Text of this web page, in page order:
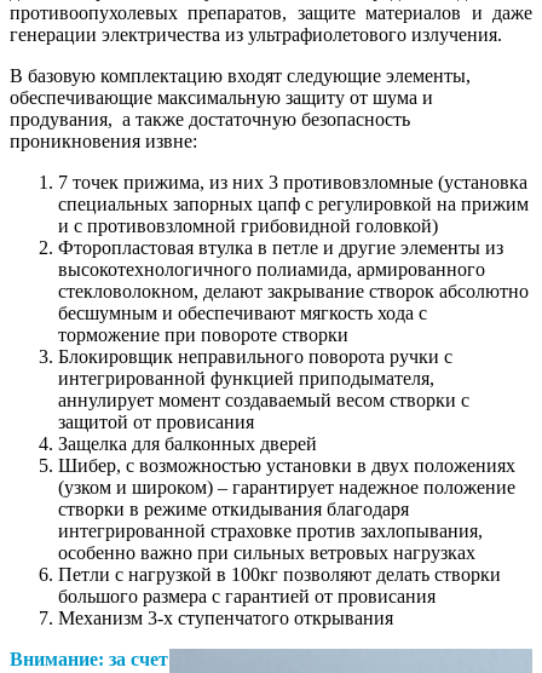
противоопухолевых препаратов, защите материалов и даже
генерации электричества из ультрафиолетового излучения.
В базовую комплектацию входят следующие элементы,
обеспечивающие максимальную защиту от шума и
продувания, а также достаточную безопасность
проникновения извне:
7 точек прижима, из них 3 противовзломные (установка
специальных запорных цапф с регулировкой на прижим
и с противовзломной грибовидной головкой)
Фторопластовая втулка в петле и другие элементы из
высокотехнологичного полиамида, армированного
стекловолокном, делают закрывание створок абсолютно
бесшумным и обеспечивают мягкость хода с
торможение при повороте створки
Блокировщик неправильного поворота ручки с
интегрированной функцией приподымателя,
аннулирует момент создаваемый весом створки с
защитой от провисания
Защелка для балконных дверей
Шибер, с возможностью установки в двух положениях
(узком и широком) – гарантирует надежное положение
створки в режиме откидывания благодаря
интегрированной страховке против захлопывания,
особенно важно при сильных ветровых нагрузках
Петли с нагрузкой в 100кг позволяют делать створки
большого размера с гарантией от провисания
Механизм 3-х ступенчатого открывания
Внимание: за счет